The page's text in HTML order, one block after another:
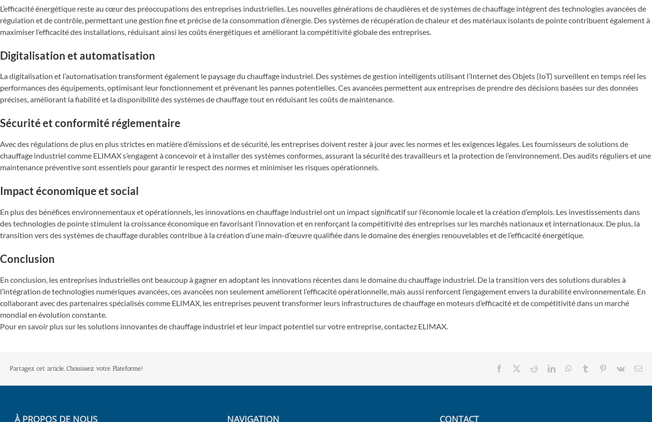
L’efficacité énergétique reste au cœur des préoccupations des entreprises industrielles. Les nouvelles générations de chaudières et de systèmes de chauffage intègrent des technologies avancées de
régulation et de contrôle, permettant une gestion fine et précise de la consommation d’énergie. Des systèmes de récupération de chaleur et des matériaux isolants de pointe contribuent également à
maximiser l’efficacité des installations, réduisant ainsi les coûts énergétiques et améliorant la compétitivité globale des entreprises.
Digitalisation et automatisation
La digitalisation et l’automatisation transforment également le paysage du chauffage industriel. Des systèmes de gestion intelligents utilisant l’Internet des Objets (IoT) surveillent en temps réel les
performances des équipements, optimisant leur fonctionnement et prévenant les pannes potentielles. Ces avancées permettent aux entreprises de prendre des décisions basées sur des données
précises, améliorant la fiabilité et la disponibilité des systèmes de chauffage tout en réduisant les coûts de maintenance.
Sécurité et conformité réglementaire
Avec des régulations de plus en plus strictes en matière d’émissions et de sécurité, les entreprises doivent rester à jour avec les normes et les exigences légales. Les fournisseurs de solutions de
chauffage industriel comme ELIMAX s’engagent à concevoir et à installer des systèmes conformes, assurant la sécurité des travailleurs et la protection de l’environnement. Des audits réguliers et une
maintenance préventive sont essentiels pour garantir le respect des normes et minimiser les risques opérationnels.
Impact économique et social
En plus des bénéfices environnementaux et opérationnels, les innovations en chauffage industriel ont un impact significatif sur l’économie locale et la création d’emplois. Les investissements dans
des technologies de pointe stimulent la croissance économique en favorisant l’innovation et en renforçant la compétitivité des entreprises sur les marchés nationaux et internationaux. De plus, la
transition vers des systèmes de chauffage durables contribue à la création d’une main-d’œuvre qualifiée dans le domaine des énergies renouvelables et de l’efficacité énergétique.
Conclusion
En conclusion, les entreprises industrielles ont beaucoup à gagner en adoptant les innovations récentes dans le domaine du chauffage industriel. De la transition vers des solutions durables à
l’intégration de technologies numériques avancées, ces avancées non seulement améliorent l’efficacité opérationnelle, mais aussi renforcent l’engagement envers la durabilité environnementale. En
collaborant avec des partenaires spécialisés comme ELIMAX, les entreprises peuvent transformer leurs infrastructures de chauffage en moteurs d’efficacité et de compétitivité dans un marché
mondial en évolution constante.
Pour en savoir plus sur les solutions innovantes de chauffage industriel et leur impact potentiel sur votre entreprise, contactez ELIMAX.
Partagez cet article, Choisissez votre Plateforme! Facebook RedditLinkedInWhatsApp
Tumblr Pinterest
Vk
À PROPOS DE NOUS NAVIGATION CONTACT